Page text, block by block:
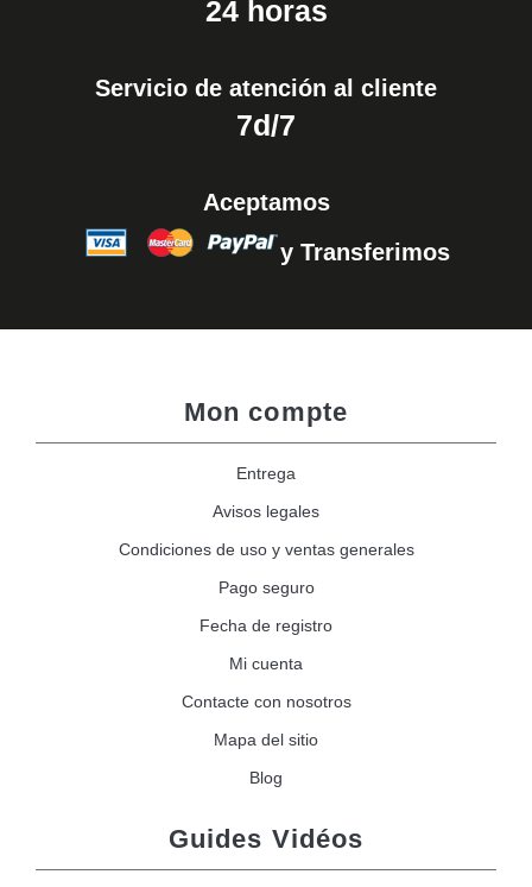
24 horas
Servicio de atención al cliente
7d/7
Aceptamos
y Transferimos
Mon compte
Entrega
Avisos legales
Condiciones de uso y ventas generales
Pago seguro
Fecha de registro
Mi cuenta
Contacte con nosotros
Mapa del sitio
Blog
Guides Vidéos